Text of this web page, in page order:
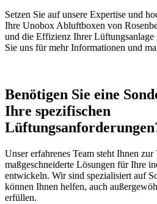
Setzen Sie auf unsere Expertise und
Ihre Unobox Abluftboxen von
und die Effizienz Ihrer
Sie uns für mehr Informationen und
Benötigen Sie eine
Ihre spezifischen
Unser erfahrenes Team steht Ihnen
maßgeschneiderte Lösungen für Ihre
entwickeln. Wir sind spezialisiert auf
können Ihnen helfen, auch
erfüllen.